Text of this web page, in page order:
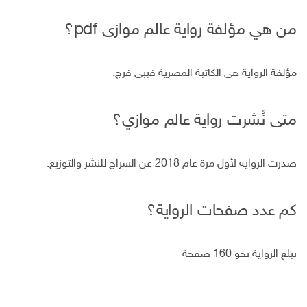
من هي مؤلفة رواية عالم موازى pdf؟
مؤلفة الرواية هي الكاتبة المصرية فيبي فرج.
متى نُشرت رواية عالم موازي؟
صدرت الرواية لأول مرة عام 2018 عن السراج للنشر والتوزيع.
كم عدد صفحات الرواية؟
تبلغ الرواية نحو 160 صفحة